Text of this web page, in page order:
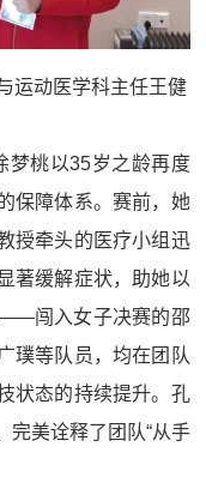
运动医学科主任王健
梦桃以35岁之龄再度
保障体系。赛前，她
授牵头的医疗小组迅
著缓解症状，助她以
闯入女子决赛的邵
璞等队员，均在团队
状态的持续提升。孔
完美诠释了团队“从手